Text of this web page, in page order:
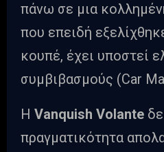
πάνω σε μια
που επειδή
κουπέ, έχει υποστεί
συμβιβασμούς (Car
Η Vanquish Volante
πραγματικότητα